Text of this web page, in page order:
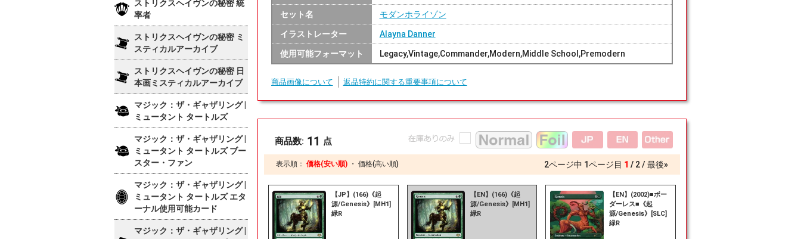
セット名 モダンホライゾン
イラストレーター Alayna Danner
使用可能フォーマット Legacy,Vintage,Commander,Modern,Middle School,Premodern
商品画像について 返品特約に関する重要事項について
商品数: 11 点
表示順： 価格(安い順) ・ 価格(高い順) 2ページ中 1ページ目 1 2 最後»
【JP】(166)《起
源/Genesis》[MH1]
緑R
【EN】(166)《起
源/Genesis》[MH1]
緑R
【EN】(2002)■ボー
ダーレス■《起
源/Genesis》[SLC]
緑R